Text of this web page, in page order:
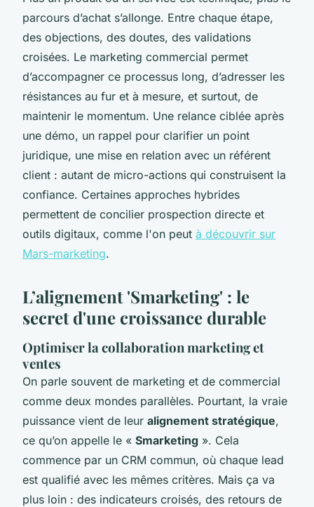
parcours d’achat s’allonge. Entre chaque étape,
des objections, des doutes, des validations
croisées. Le marketing commercial permet
d’accompagner ce processus long, d’adresser les
résistances au fur et à mesure, et surtout, de
maintenir le momentum. Une relance ciblée après
une démo, un rappel pour clarifier un point
juridique, une mise en relation avec un référent
client : autant de micro-actions qui construisent la
confiance. Certaines approches hybrides
permettent de concilier prospection directe et
outils digitaux, comme l'on peut à découvrir sur
Mars-marketing.
L’alignement 'Smarketing' : le
secret d'une croissance durable
Optimiser la collaboration marketing et
ventes
On parle souvent de marketing et de commercial
comme deux mondes parallèles. Pourtant, la vraie
puissance vient de leur alignement stratégique,
ce qu’on appelle le « Smarketing ». Cela
commence par un CRM commun, où chaque lead
est qualifié avec les mêmes critères. Mais ça va
plus loin : des indicateurs croisés, des retours de